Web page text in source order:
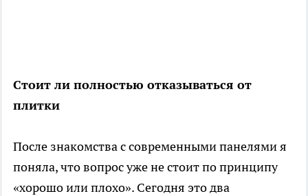
Стоит ли полностью отказываться от
плитки
После знакомства с современными панелями я
поняла, что вопрос уже не стоит по принципу
«хорошо или плохо». Сегодня это два